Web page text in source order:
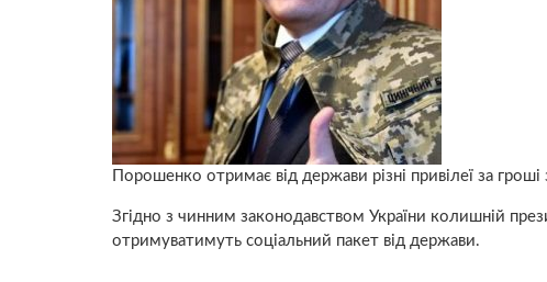
Порошенко отримає від держави різні привілеї за гроші
Згідно з чинним законодавством України колишній
отримуватимуть соціальний пакет від держави.